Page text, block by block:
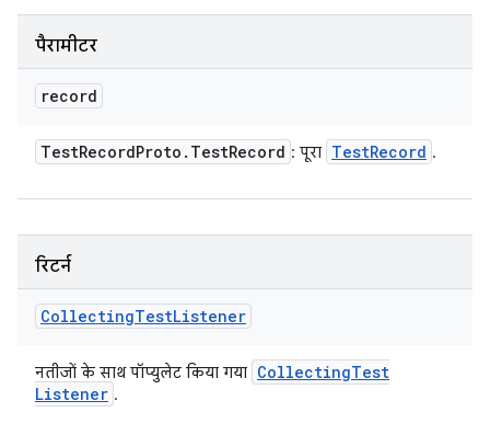
पैरामीटर
record
TestRecordProto . TestRecord : पूरा TestRecord .
रिटर्न
CollectingTestListener
नतीजों के साथ पॉप्युलेट किया गया CollectingTest
Listener .